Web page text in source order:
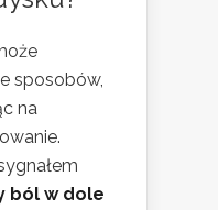
sposobów,
na
ból w dole